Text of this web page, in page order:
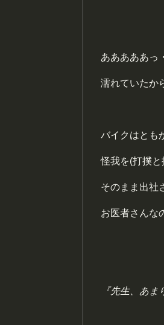
あああああっ
濡れていたか
バイクはとも
怪我を(打撲と
そのまま出社
お医者さんな
『先生、あ